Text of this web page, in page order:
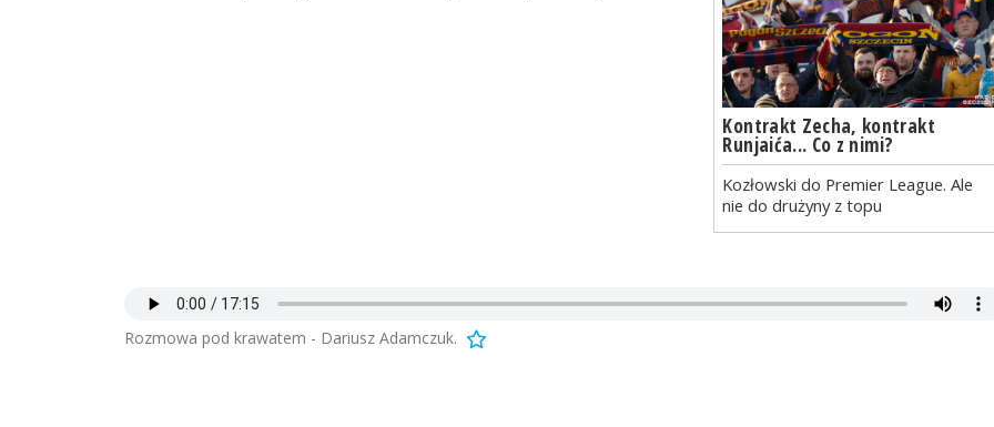
Kontrakt Zecha, kontrakt
Runjaića... Co z nimi?
Kozłowski do Premier League. Ale
nie do drużyny z topu
Rozmowa pod krawatem - Dariusz Adamczuk.